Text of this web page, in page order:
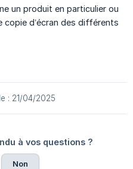
un produit en particulier ou
copie d’écran des différents
: 21/04/2025
à vos questions ?
Non